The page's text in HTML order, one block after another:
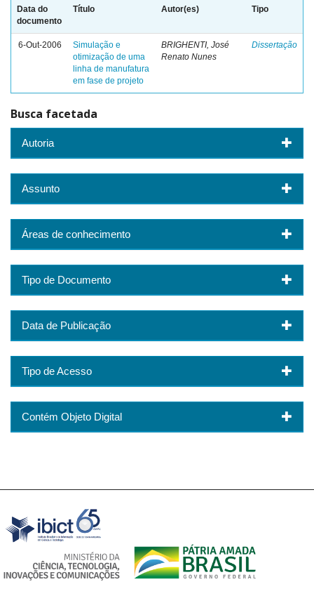
Data do
documento
Título Autor(es) Tipo
6-Out-2006
Simulação e
otimização de uma
linha de manufatura
em fase de projeto
BRIGHENTI, José
Renato Nunes
Dissertação
Busca facetada
Autoria
Assunto
Áreas de conhecimento
Tipo de Documento
Data de Publicação
Tipo de Acesso
Contém Objeto Digital